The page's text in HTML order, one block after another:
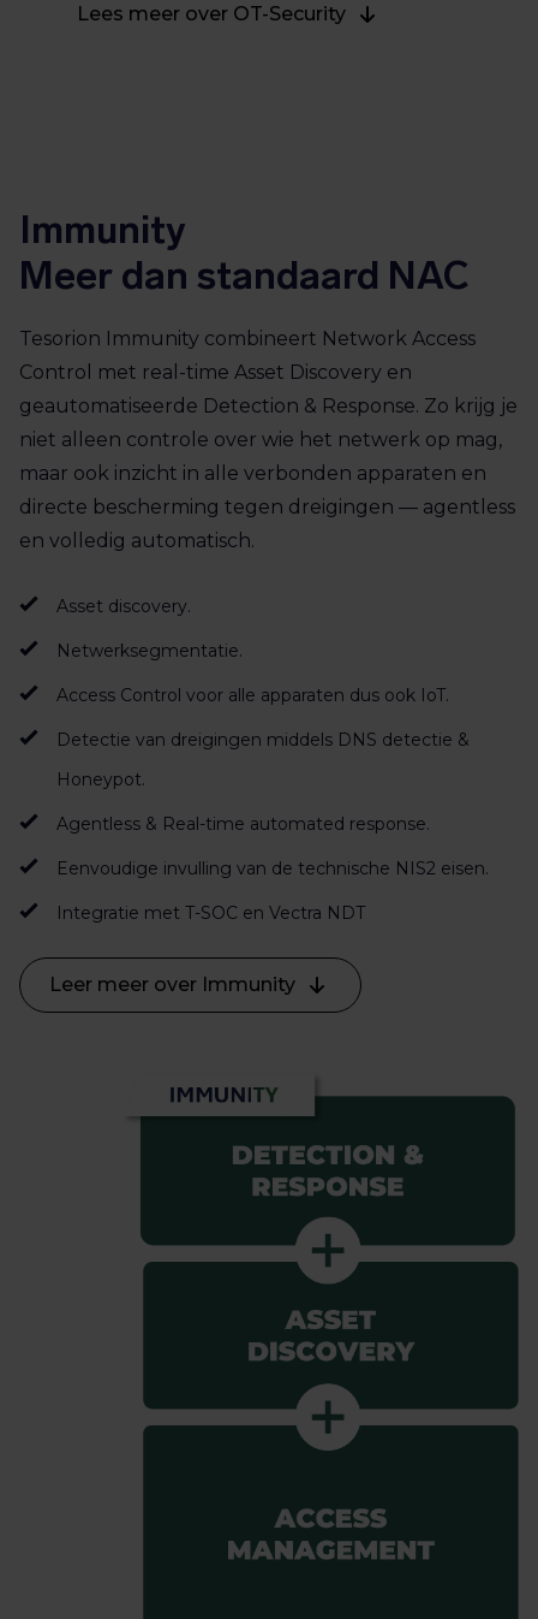
Lees meer over OT-Security
Immunity
Meer dan standaard NAC
Tesorion Immunity combineert Network Access
Control met real-time Asset Discovery en
geautomatiseerde Detection & Response. Zo krijg je
niet alleen controle over wie het netwerk op mag,
maar ook inzicht in alle verbonden apparaten en
directe bescherming tegen dreigingen — agentless
en volledig automatisch.
Asset discovery.
Netwerksegmentatie.
Access Control voor alle apparaten dus ook IoT.
Detectie van dreigingen middels DNS detectie &
Honeypot.
Agentless & Real-time automated response.
Eenvoudige invulling van de technische NIS2 eisen.
Integratie met T-SOC en Vectra NDT
Leer meer over Immunity